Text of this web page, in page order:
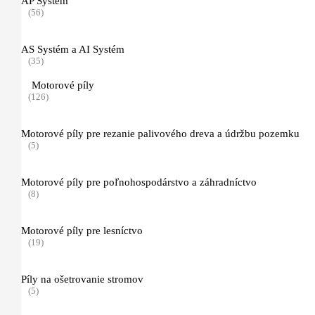
(10)
Príslušenstvo
(4)
Vŕtacie nástroje pre pôdny jamkovač
(6)
Mazivá
Kanistre a príslušenstvo
(16)
(41)
(56)
AS Systém a AI Systém
(35)
Motorové píly
(126)
Motorové píly pre rezanie palivového dreva a údržbu pozemku
(5)
Motorové píly pre poľnohospodárstvo a záhradníctvo
(8)
Motorové píly pre lesníctvo
(19)
Píly na ošetrovanie stromov
(5)